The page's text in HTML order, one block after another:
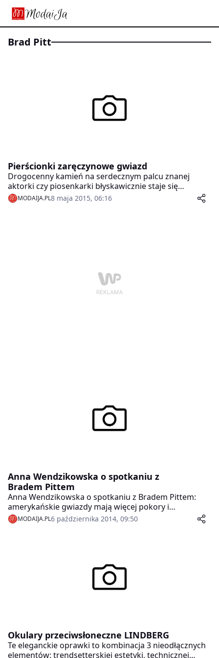
Brad Pitt
Pierścionki zaręczynowe gwiazd
Drogocenny kamień na serdecznym palcu znanej
aktorki czy piosenkarki błyskawicznie staje się
bohaterem zdjęć, relacji mediów, a nawet trafia na
okładkę najpopularniejszych czasopism. Zobacz, jakie
MODAIJA.PL8 maja 2015, 06:16
Anna Wendzikowska o spotkaniu z
Bradem Pittem
Anna Wendzikowska o spotkaniu z Bradem Pittem:
amerykańskie gwiazdy mają więcej pokory i
profesjonalizmu.
MODAIJA.PL6 października 2014, 09:50
Okulary przeciwsłoneczne LINDBERG
Te eleganckie oprawki to kombinacja 3 nieodłącznych
elementów: trendsetterskiej estetyki, technicznej